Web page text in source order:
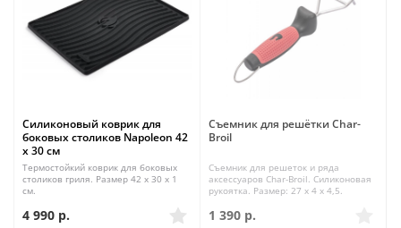
Силиконовый коврик для
боковых столиков Napoleon 42
x 30 см
Термостойкий коврик для боковых
столиков гриля. Размер 42 х 30 х 1
см.
4 990 р.
Съемник для решётки Char-
Broil
Съемник для решеток и ряда
аксессуаров Char-Broil. Силиконовая
рукоятка. Размер: 27 x 4 x 4,5.
1 390 р.